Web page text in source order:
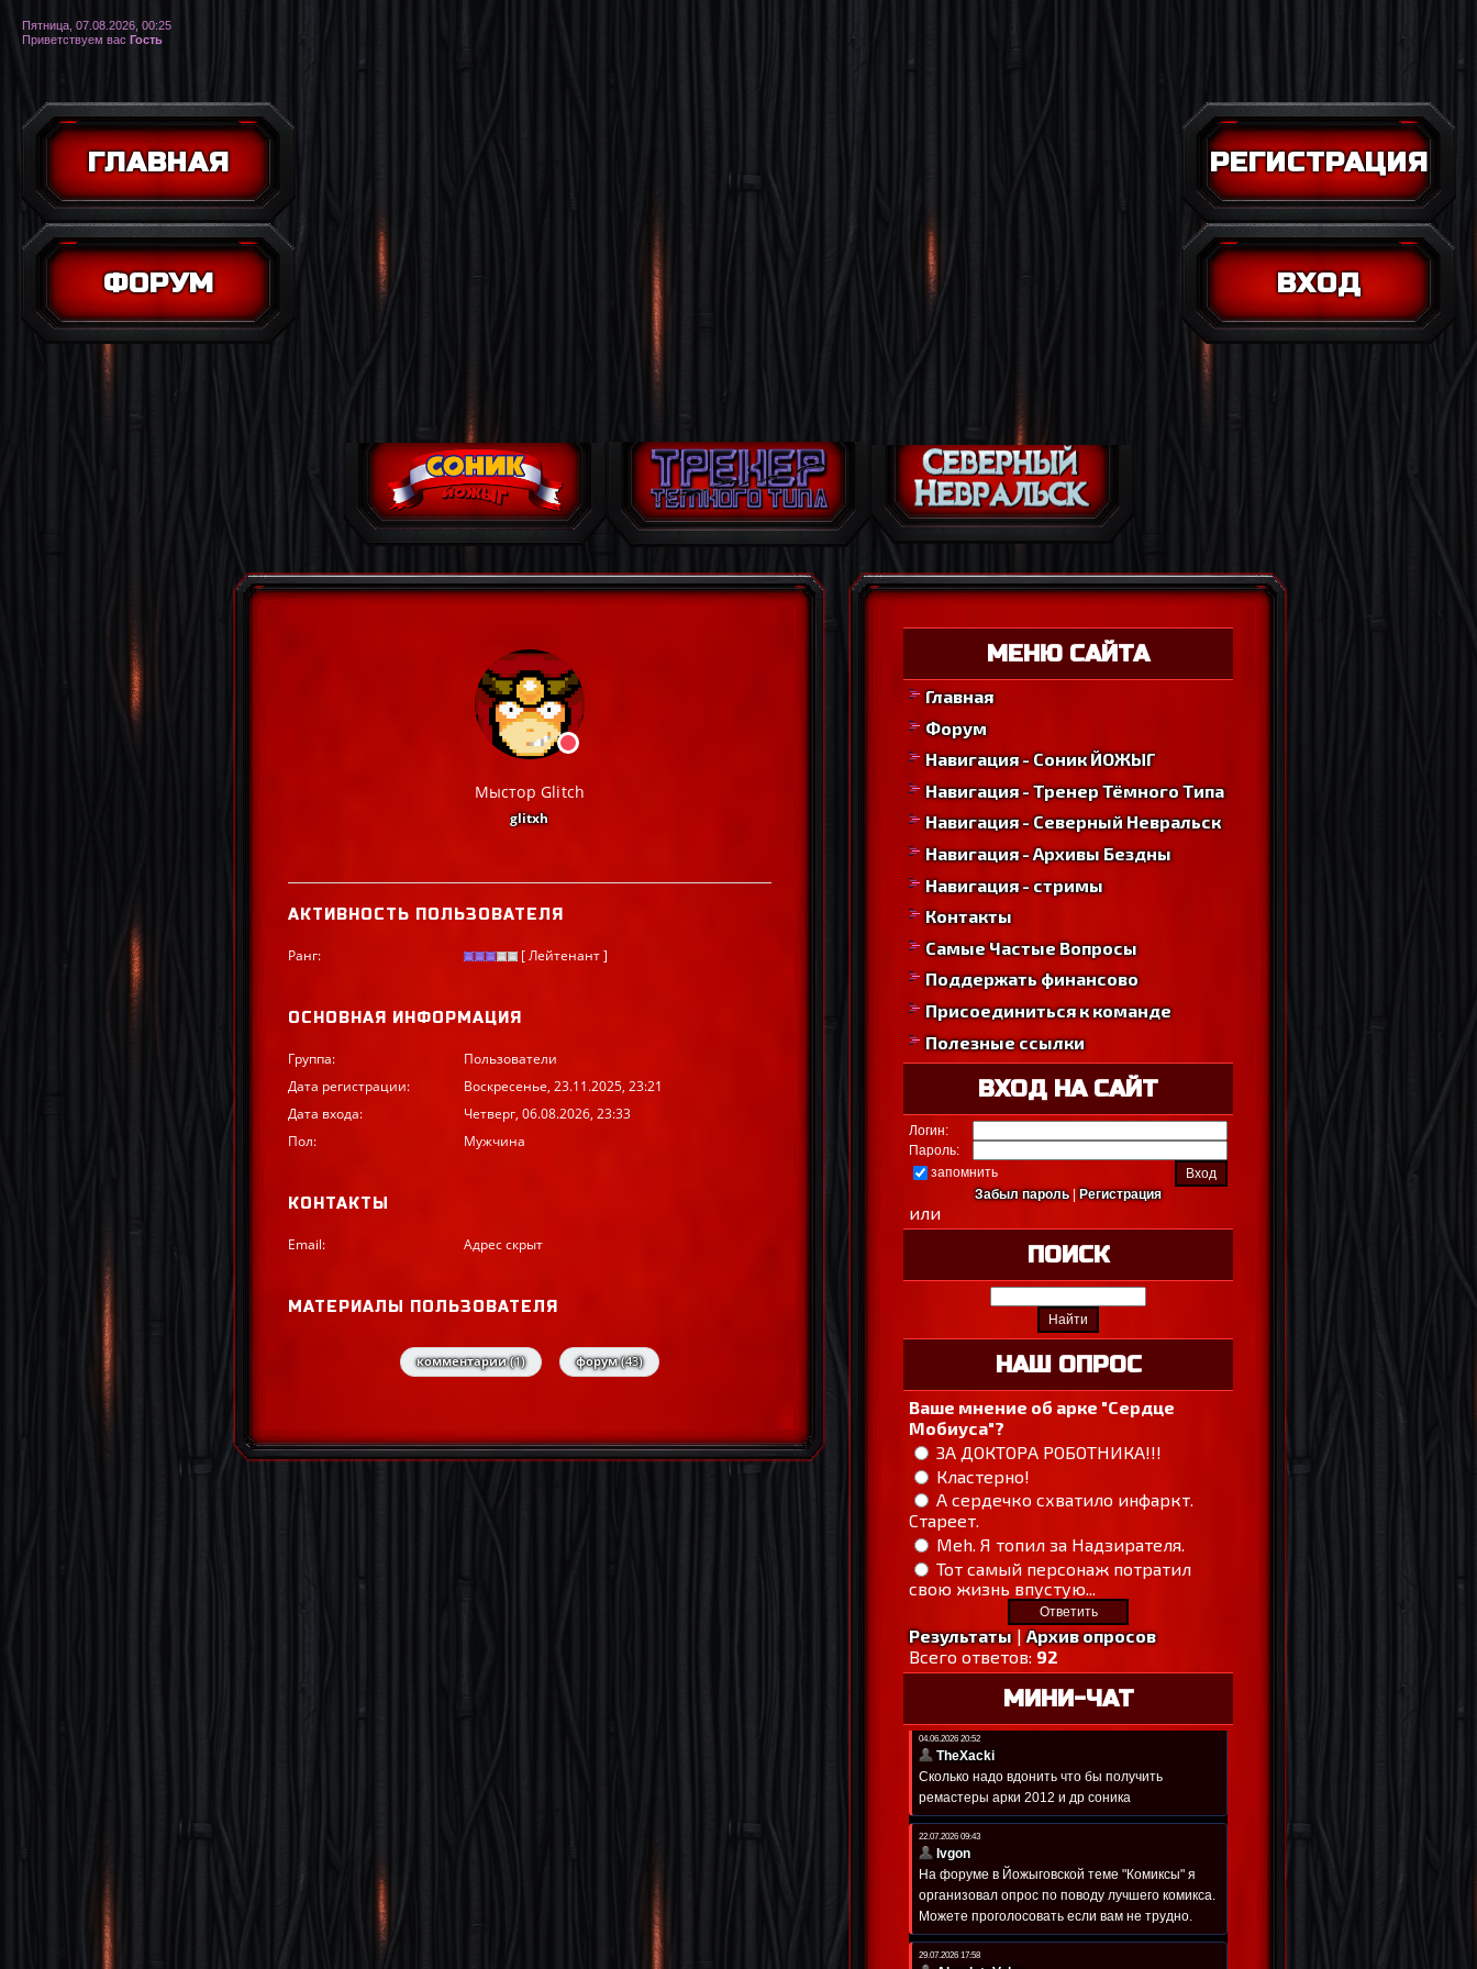
ГЛАВНАЯ
ФОРУМ
РЕГИСТРАЦИЯ
ВХОД
Пятница, 07.08.2026, 00:25
Приветствуем вас Гость
Мыстор Glitch
glitxh
АКТИВНОСТЬ ПОЛЬЗОВАТЕЛЯ
Ранг: [ Лейтенант ]
ОСНОВНАЯ ИНФОРМАЦИЯ
Группа:
Пользователи
Дата регистрации:
Воскресенье, 23.11.2025, 23:21
Дата входа:
Четверг, 06.08.2026, 23:33
Пол:
Мужчина
КОНТАКТЫ
Email: Адрес скрыт
МАТЕРИАЛЫ ПОЛЬЗОВАТЕЛЯ
комментарии (1) форум (43)
МЕНЮ САЙТА
Главная
Форум
Навигация - Соник ЙОЖЫГ
Навигация - Тренер Тёмного Типа
Навигация - Северный Невральск
Навигация - Архивы Бездны
Навигация - стримы
Контакты
Самые Частые Вопросы
Поддержать финансово
Присоединиться к команде
Полезные ссылки
ВХОД НА САЙТ
Логин:
Пароль:
запомнить
Забыл пароль|Регистрация
или
ПОИСК
НАШ ОПРОС
Ваше мнение об арке "Сердце
Мобиуса"?
ЗА ДОКТОРА РОБОТНИКА!!!
Кластерно!
А сердечко схватило инфаркт.
Стареет.
Meh. Я топил за Надзирателя.
Тот самый персонаж потратил
свою жизнь впустую...
Результаты|Архив опросов
Всего ответов: 92
МИНИ-ЧАТ